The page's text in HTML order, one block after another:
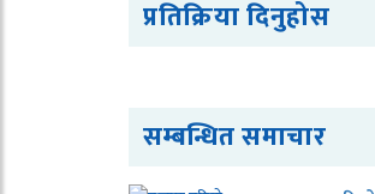
प्रतिक्रिया दिनुहोस
सम्बन्धित समाचार